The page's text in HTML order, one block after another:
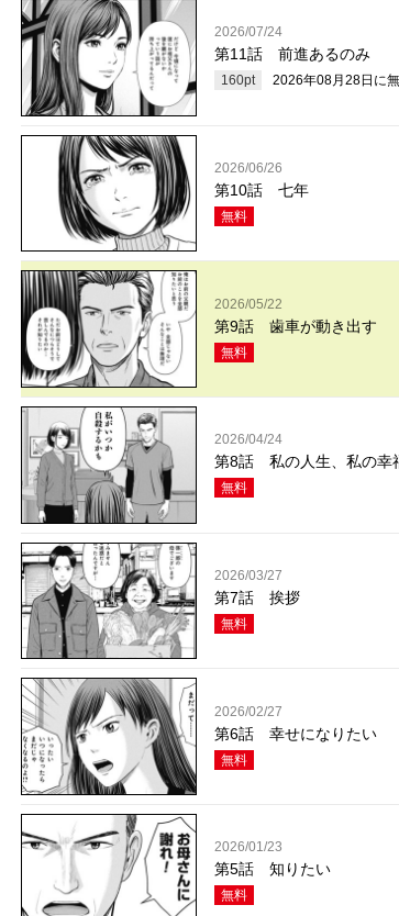
2026/07/24
第11話 前進あるのみ
160pt 2026年08月28日 に
2026/06/26
第10話 七年
無料
2026/05/22
第9話 歯車が動き出す
無料
2026/04/24
第8話 私の人生、私の幸
無料
2026/03/27
第7話 挨拶
無料
2026/02/27
第6話 幸せになりたい
無料
2026/01/23
第5話 知りたい
無料